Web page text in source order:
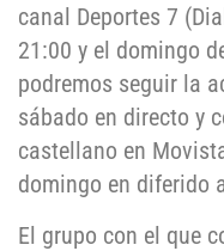
canal Deportes 7
21:00 y el domingo
podremos seguir la
sábado en directo y
castellano en
domingo en diferido
El grupo con el que